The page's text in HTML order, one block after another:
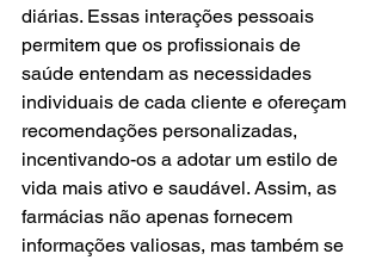
diárias. Essas interações pessoais
permitem que os profissionais de
saúde entendam as necessidades
individuais de cada cliente e ofereçam
recomendações personalizadas,
incentivando-os a adotar um estilo de
vida mais ativo e saudável. Assim, as
farmácias não apenas fornecem
informações valiosas, mas também se